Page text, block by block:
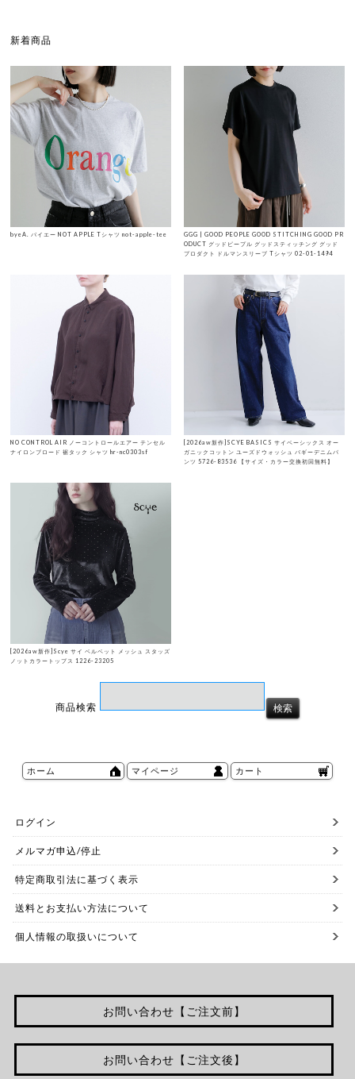
新着商品
byeA. バイエー NOT APPLE Tシャツ not-apple-tee
GGG | GOOD PEOPLE GOOD STITCHING GOOD PR
ODUCT グッドピープル グッドスティッチング グッド
プロダクト ドルマンスリーブ Tシャツ 02-01-1494
NO CONTROL AIR ノーコントロールエアー テンセル
ナイロンブロード 裾タック シャツ hr-nc0303sf
[2026aw新作]SCYE BASICS サイベーシックス オー
ガニックコットン ユーズドウォッシュ バギーデニムパ
ンツ 5726-83536 【サイズ・カラー交換初回無料】
[2026aw新作]Scye サイ ベルベット メッシュ スタッズ
ノットカラートップス 1226-23205
商品検索
ホーム マイページ カート
ログイン
メルマガ申込/停止
特定商取引法に基づく表示
送料とお支払い方法について
個人情報の取扱いについて
お問い合わせ【ご注文前】
お問い合わせ【ご注文後】